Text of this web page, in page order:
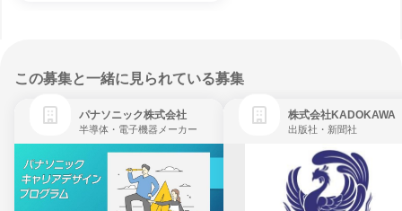
この募集と一緒に見られている募集
パナソニック株式会社
半導体・電子機器メーカー
株式会社KADOKAWA
出版社・新聞社